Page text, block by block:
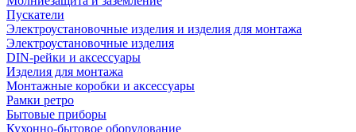
Пускатели
Электроустановочные изделия и изделия для монтажа
Электроустановочные изделия
DIN-рейки и аксессуары
Изделия для монтажа
Монтажные коробки и аксессуары
Рамки ретро
Бытовые приборы
Кухонно-бытовое оборудование